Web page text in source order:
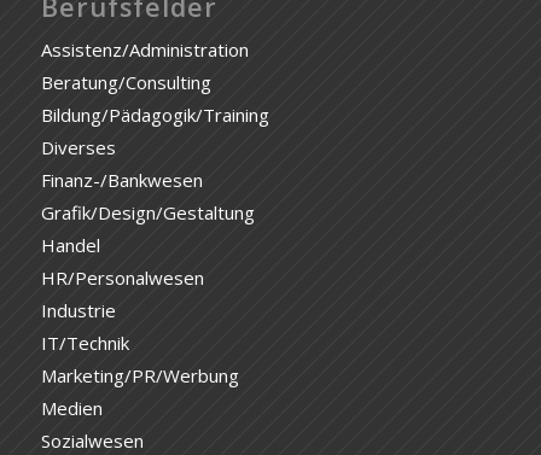
Berufsfelder
Assistenz/Administration
Beratung/Consulting
Bildung/Pädagogik/Training
Diverses
Finanz-/Bankwesen
Grafik/Design/Gestaltung
Handel
HR/Personalwesen
Industrie
IT/Technik
Marketing/PR/Werbung
Medien
Sozialwesen